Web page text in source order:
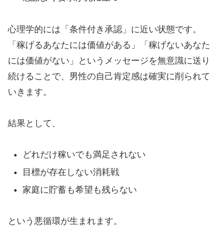
心理学的には「条件付き承認」に近い状態です。
「稼げるあなたには価値がある」「稼げないあなた
には価値がない」というメッセージを無意識に送り
続けることで、男性の自己肯定感は確実に削られて
いきます。
結果として、
どれだけ稼いでも満足されない
目標が存在しない消耗戦
家庭に貯蓄も希望も残らない
という悪循環が生まれます。